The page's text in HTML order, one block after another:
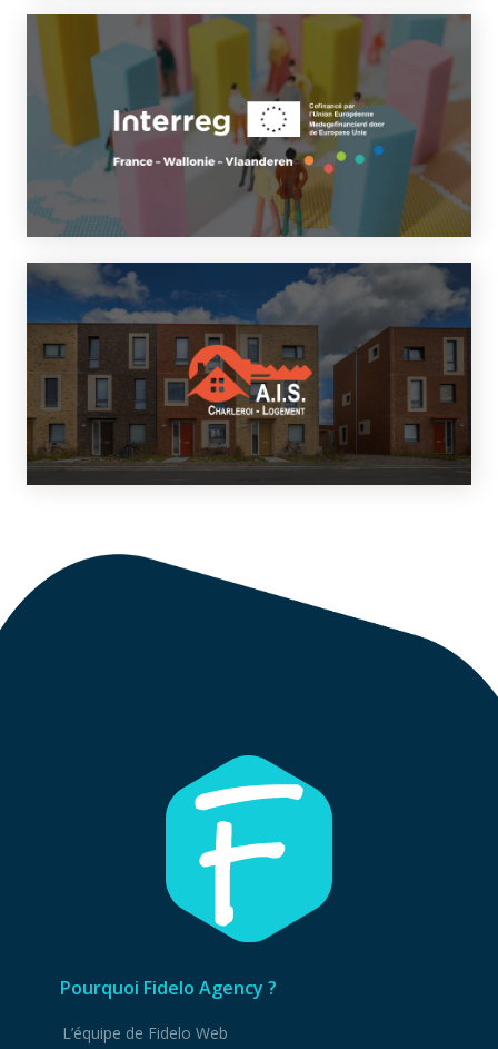
Pourquoi Fidelo Agency ?
L’équipe de Fidelo Web